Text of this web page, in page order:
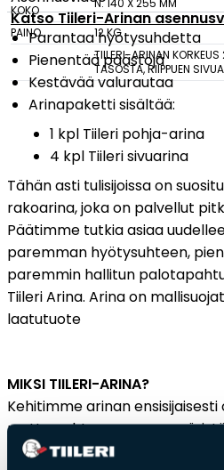
Tulisijatarvikkeet
Kamiinat ja kevyet tulisijat
Grillit ja pihakeittiöt
Tiilet
Laastit
Kiukaat ja kiuaskivet
Outlet
Käyttöehdot
Peruuta
Yhteystiedot
KOKO
N. 140 X 255 MM
PAINO
12 KG
TIILERI-ARINAN
TASOSTA, RIIPPUEN
Katso Tiileri-Arinan
Parantaa hyötysuhdetta
Pienentää päästöjä
Kestävää valurautaa
Arinapaketti sisältää:
1 kpl Tiileri pohja-arina
4 kpl Tiileri sivuarina
Tähän asti tulisijoissa on
rakoarina, joka on palvellut
Päätimme tutkia asiaa
paremman hyötysuhteen,
paremmin hallitun
Tiileri Arina. Arina on
laatutuote
MIKSI TIILERI-ARINA?
Kehitimme arinan ensisijaisesti
mutta puhtaamman
päättäneet tarjota sitä nyt